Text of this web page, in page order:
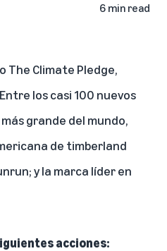
6 min read
The Climate Pledge,
los casi 100 nuevos
grande del mundo,
de timberland
y la marca líder en
acciones: